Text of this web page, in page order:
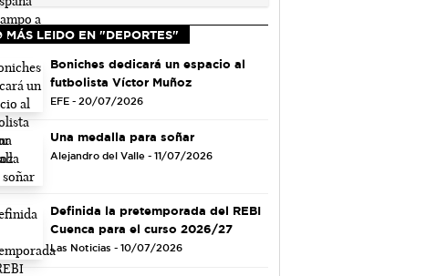
MÁS LEIDO EN "DEPORTES"
Boniches dedicará un espacio al
futbolista Víctor Muñoz
EFE - 20/07/2026
Una medalla para soñar
Alejandro del Valle - 11/07/2026
Definida la pretemporada del REBI
Cuenca para el curso 2026/27
Las Noticias - 10/07/2026